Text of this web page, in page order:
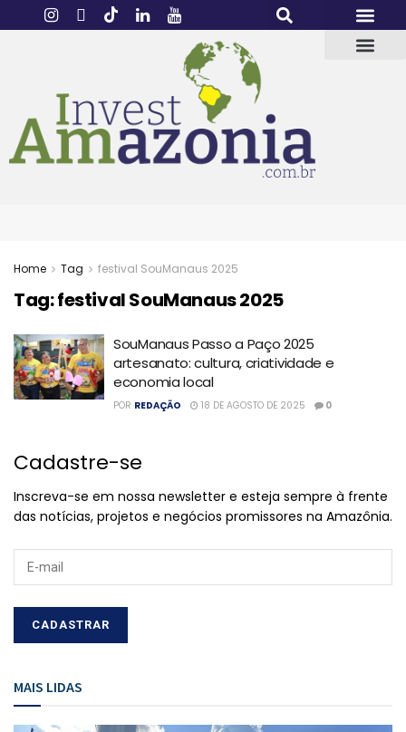
Home Tag festival SouManaus 2025
Tag:festival SouManaus 2025
SouManaus Passo a Paço 2025
artesanato: cultura, criatividade e
economia local
POR REDAÇÃO 18 DE AGOSTO DE 2025 0
Cadastre-se
Inscreva-se em nossa newsletter e esteja sempre à frente
das notícias, projetos e negócios promissores na Amazônia.
MAIS LIDAS